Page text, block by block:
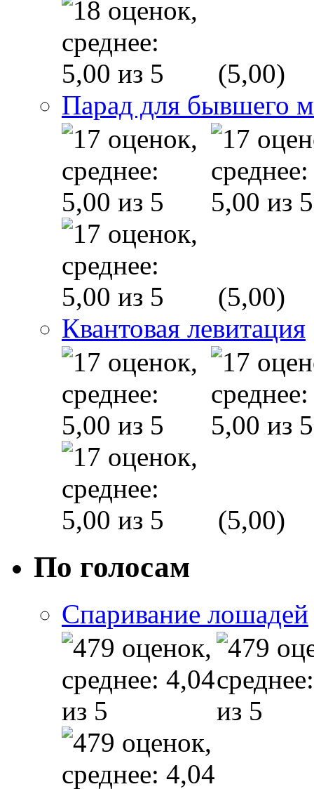
(5,00)
Парад для бывшего
(5,00)
Квантовая левитация
(5,00)
По голосам
Спаривание лошадей